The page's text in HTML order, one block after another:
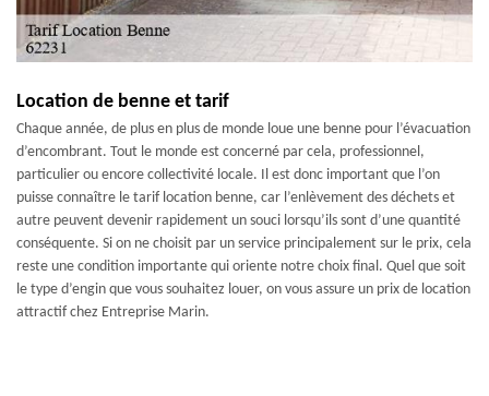
Location de benne et tarif
Chaque année, de plus en plus de monde loue une benne pour l’évacuation
d’encombrant. Tout le monde est concerné par cela, professionnel,
particulier ou encore collectivité locale. Il est donc important que l’on
puisse connaître le tarif location benne, car l’enlèvement des déchets et
autre peuvent devenir rapidement un souci lorsqu’ils sont d’une quantité
conséquente. Si on ne choisit par un service principalement sur le prix, cela
reste une condition importante qui oriente notre choix final. Quel que soit
le type d’engin que vous souhaitez louer, on vous assure un prix de location
attractif chez Entreprise Marin.